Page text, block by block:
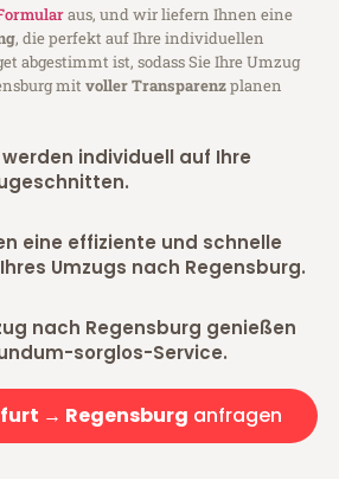
aus, und wir liefern Ihnen eine
, die perfekt auf Ihre individuellen
abgestimmt ist, sodass Sie Ihre Umzug
mitvoller Transparenzplanen
werden individuell auf Ihre
eine effiziente und schnelle
Umzugs nach Regensburg.
nach Regensburg genießen
sorglos-Service.
→ Regensburg anfragen